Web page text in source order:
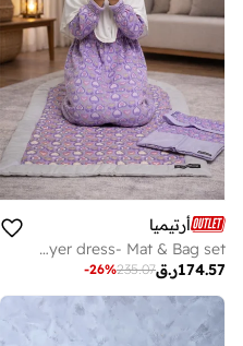
أرتيميا
Lilac Printed Girls Prayer dress- Mat & Bag set
ر.ق174.57
235.07
-26%